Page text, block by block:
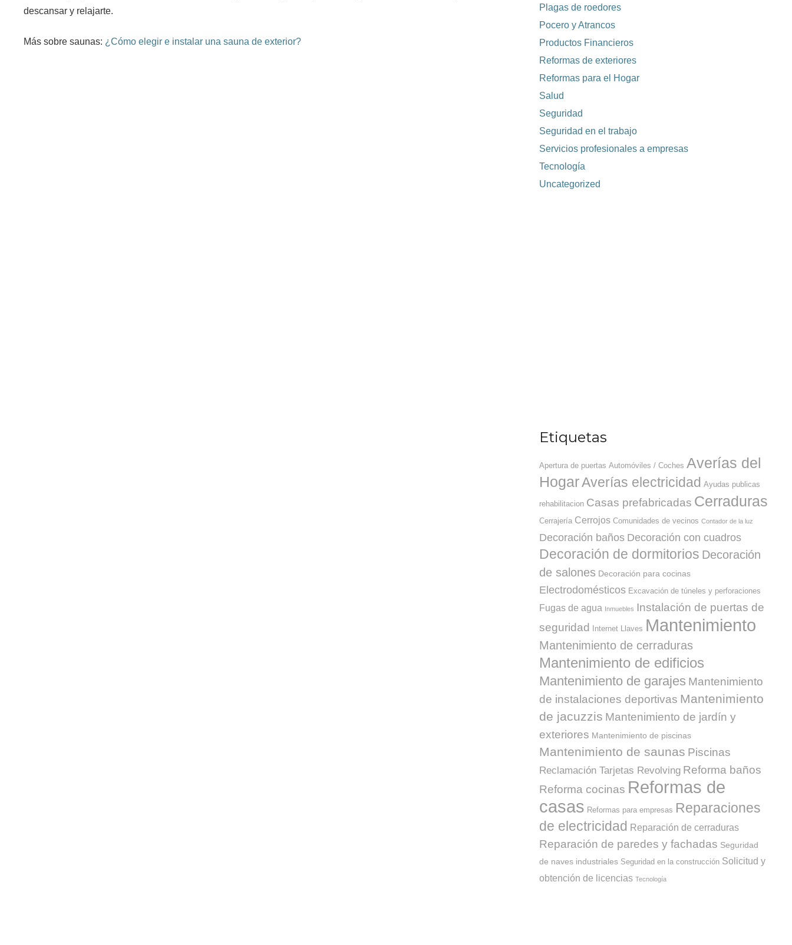
descansar y relajarte.
Más sobre saunas: ¿Cómo elegir e instalar una sauna de exterior?
Plagas de roedores
Pocero y Atrancos
Productos Financieros
Reformas de exteriores
Reformas para el Hogar
Salud
Seguridad
Seguridad en el trabajo
Servicios profesionales a empresas
Tecnología
Uncategorized
Etiquetas
Apertura de puertas Automóviles / Coches Averías del
HogarAverías electricidad Ayudas publicas
rehabilitacion Casas prefabricadas Cerraduras
Cerrajería Cerrojos Comunidades de vecinos Contador de la luz
Decoración baños Decoración con cuadros
Decoración de dormitorios Decoración
de salones Decoración para cocinas
Electrodomésticos Excavación de túneles y perforaciones
Fugas de agua Inmuebles Instalación de puertas de
seguridad
Internet Llaves Mantenimiento
Mantenimiento de cerraduras
Mantenimiento de edificios
Mantenimiento de garajes Mantenimiento
de instalaciones deportivas Mantenimiento
de jacuzzis Mantenimiento de jardín y
exteriores Mantenimiento de piscinas
Mantenimiento de saunas Piscinas
Reclamación Tarjetas Revolving Reforma baños
Reforma cocinas Reformas de
casas Reformas para empresas Reparaciones
de electricidad Reparación de cerraduras
Reparación de paredes y fachadas Seguridad
de naves industriales Seguridad en la construcción Solicitud y
obtención de licencias Tecnología